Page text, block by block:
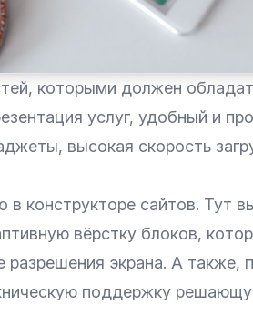
которыми должен
услуг, удобный и
высокая скорость
в конструкторе сайтов. Тут
вёрстку блоков,
экрана. А также,
поддержку